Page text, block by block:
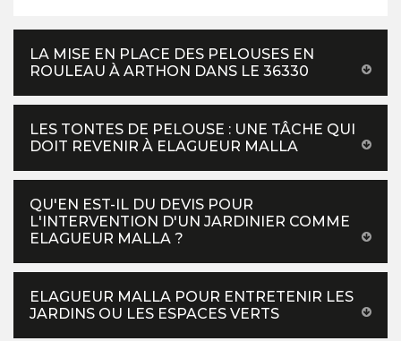
LA MISE EN PLACE DES PELOUSES EN
ROULEAU À ARTHON DANS LE 36330
LES TONTES DE PELOUSE : UNE TÂCHE QUI
DOIT REVENIR À ELAGUEUR MALLA
QU'EN EST-IL DU DEVIS POUR
L'INTERVENTION D'UN JARDINIER COMME
ELAGUEUR MALLA ?
ELAGUEUR MALLA POUR ENTRETENIR LES
JARDINS OU LES ESPACES VERTS